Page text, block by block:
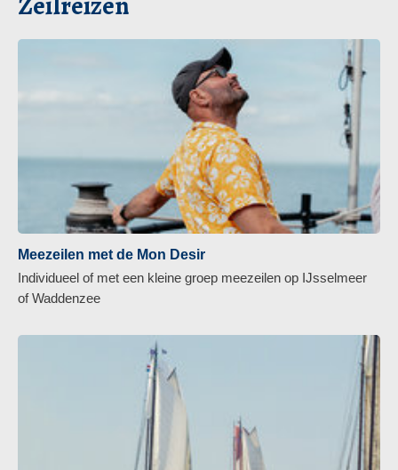
Meezeilen met de Mon Desir
Individueel of met een kleine groep meezeilen op IJsselmeer
of Waddenzee